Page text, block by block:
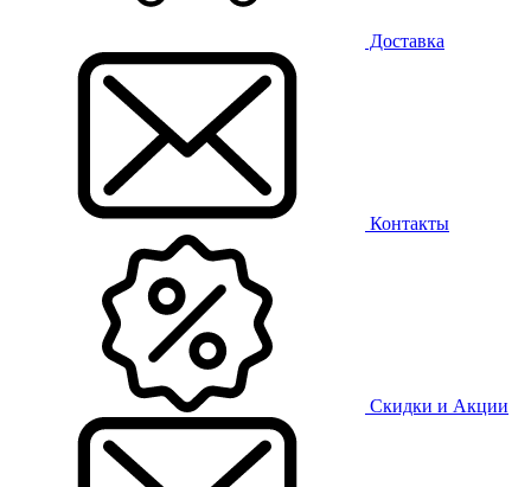
Доставка
Контакты
Скидки и Акции